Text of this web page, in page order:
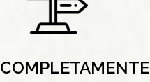
COMPLETAMENTE